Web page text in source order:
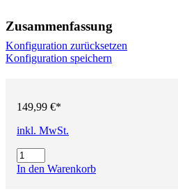
Zusammenfassung
Konfiguration zurücksetzen
Konfiguration speichern
149,99 €*
inkl. MwSt.
In den Warenkorb